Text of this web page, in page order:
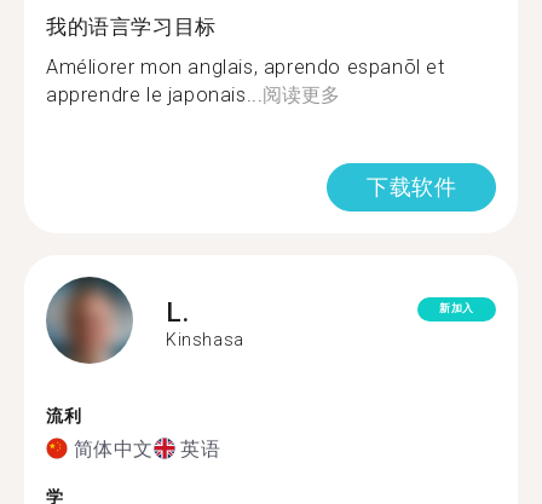
我的语言学习目标
Améliorer mon anglais, aprendo espanõl et
apprendre le japonais...阅读更多
下载软件
L.
Kinshasa
新加入
流利
简体中文 英语
学